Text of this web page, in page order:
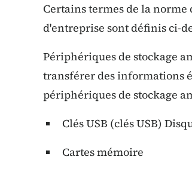
Certains termes de la
d'entreprise sont définis ci-
Périphériques de stockage
transférer des informations
périphériques de stockage
Clés USB (clés USB)
Cartes mémoire